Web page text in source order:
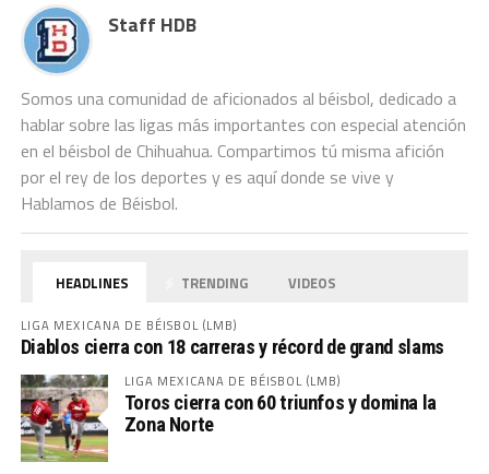
Staff HDB
Somos una comunidad de aficionados al béisbol, dedicado a
hablar sobre las ligas más importantes con especial atención
en el béisbol de Chihuahua. Compartimos tú misma afición
por el rey de los deportes y es aquí donde se vive y
Hablamos de Béisbol.
HEADLINES TRENDING VIDEOS
LIGA MEXICANA DE BÉISBOL (LMB)
Diablos cierra con 18 carreras y récord de grand slams
LIGA MEXICANA DE BÉISBOL (LMB)
Toros cierra con 60 triunfos y domina la
Zona Norte